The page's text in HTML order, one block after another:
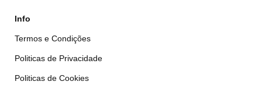
Info
Termos e Condições
Politicas de Privacidade
Politicas de Cookies